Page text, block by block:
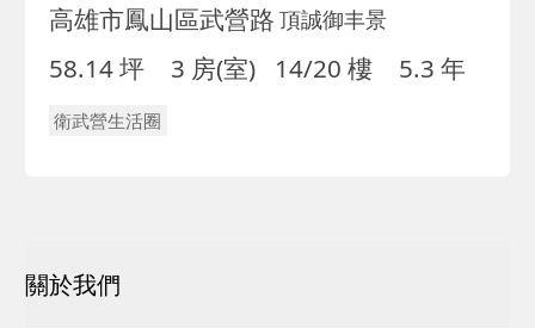
高雄市鳳山區武營路 頂誠御丰景
58.14 坪 3 房(室) 14/20 樓 5.3 年
衛武營生活圈
關於我們